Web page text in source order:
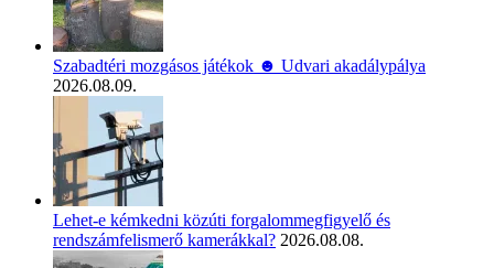
Szabadtéri mozgásos játékok ☻ Udvari akadálypálya
2026.08.09.
Lehet-e kémkedni közúti forgalommegfigyelő és
rendszámfelismerő kamerákkal? 2026.08.08.